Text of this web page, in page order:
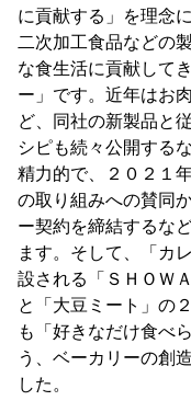
に貢献する」を理念
二次加工食品などの
な食生活に貢献して
ー」です。近年はお
ど、同社の新製品と
シピも続々公開する
精力的で、２０２１
の取り組みへの賛同
ー契約を締結するな
ます。そして、「カ
設される「ＳＨＯＷ
と「大豆ミート」の
も「好きなだけ食べ
う、ベーカリーの創
した。